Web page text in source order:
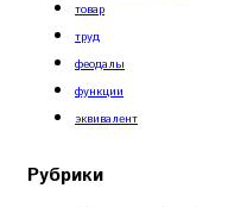
товар
труд
феодалы
функции
эквивалент
Рубрики